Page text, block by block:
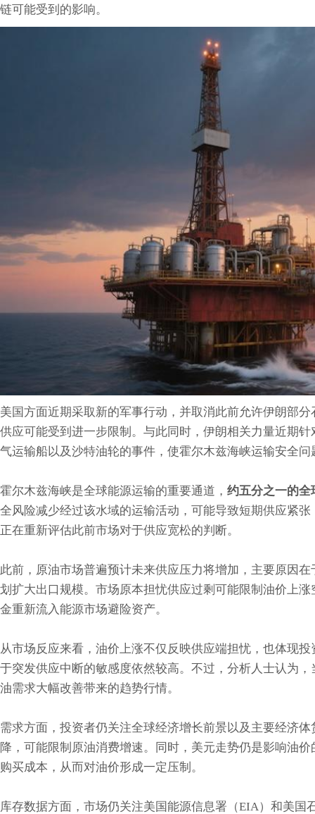
链可能受到的影响。
美国方面近期采取新的军事行动，并取消此前允许伊朗部
供应可能受到进一步限制。与此同时，伊朗相关力量近期
气运输船以及沙特油轮的事件，使霍尔木兹海峡运输安全
霍尔木兹海峡是全球能源运输的重要通道， 约五分之一的全
全风险减少经过该水域的运输活动，可能导致短期供应紧
正在重新评估此前市场对于供应宽松的判断。
此前，原油市场普遍预计未来供应压力将增加，主要原因
划扩大出口规模。市场原本担忧供应过剩可能限制油价上
金重新流入能源市场避险资产。
从市场反应来看，油价上涨不仅反映供应端担忧，也体现
于突发供应中断的敏感度依然较高。不过，分析人士认为
油需求大幅改善带来的趋势行情。
需求方面，投资者仍关注全球经济增长前景以及主要经济
降，可能限制原油消费增速。同时，美元走势仍是影响油
购买成本，从而对油价形成一定压制。
库存数据方面，市场仍关注美国能源信息署（EIA）和美